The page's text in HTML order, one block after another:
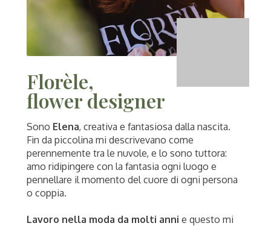
Florèle,
flower designer
Sono Elena, creativa e fantasiosa dalla nascita.
Fin da piccolina mi descrivevano come
perennemente tra le nuvole, e lo sono tuttora:
amo ridipingere con la fantasia ogni luogo e
pennellare il momento del cuore di ogni persona
o coppia.
Lavoro nella moda da molti anni e questo mi